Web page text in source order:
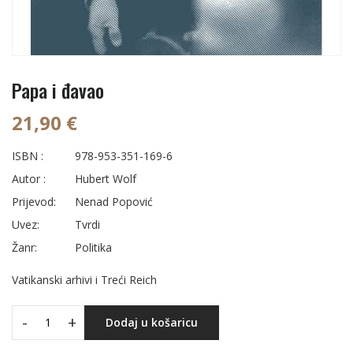
Papa i đavao
21,90 €
ISBN :
978-953-351-169-6
Autor :
Hubert Wolf
Prijevod:
Nenad Popović
Uvez:
Tvrdi
Žanr:
Politika
Vatikanski arhivi i Treći Reich
- + Dodaj u košaricu